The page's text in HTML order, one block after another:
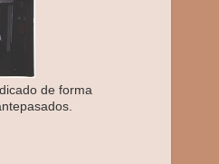
de forma